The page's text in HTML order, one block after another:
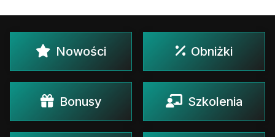
Nowości Obniżki
Bonusy Szkolenia